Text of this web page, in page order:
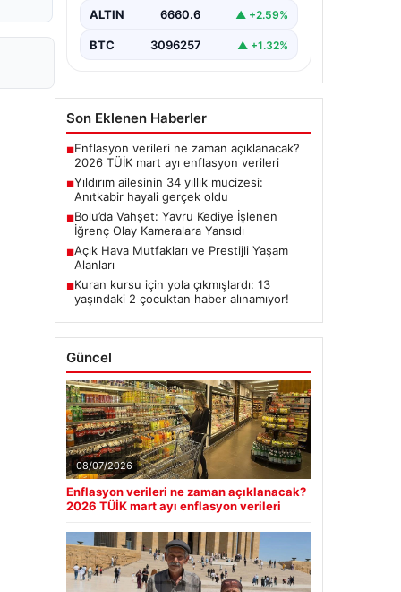
ALTIN 6660.6 ▲ +2.59%
BTC 3096257 ▲ +1.32%
Son Eklenen Haberler
■Enflasyon verileri ne zaman açıklanacak?
2026 TÜİK mart ayı enflasyon verileri
■Yıldırım ailesinin 34 yıllık mucizesi:
Anıtkabir hayali gerçek oldu
■Bolu’da Vahşet: Yavru Kediye İşlenen
İğrenç Olay Kameralara Yansıdı
■Açık Hava Mutfakları ve Prestijli Yaşam
Alanları
■Kuran kursu için yola çıkmışlardı: 13
yaşındaki 2 çocuktan haber alınamıyor!
Güncel
08/07/2026
Enflasyon verileri ne zaman açıklanacak?
2026 TÜİK mart ayı enflasyon verileri